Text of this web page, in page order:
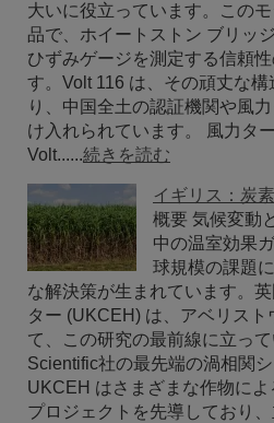
大いに役立っています。この
品で、ホイートストン ブリッ
ひずみゲージを測定する信頼
す。Volt 116 は、その頑丈な
り、中国全土の認証機関や風
け入れられています。 風力タ
Volt......続きを読む
イギリス：炭
概要 気候変動
中の温室効果
球規模の課題
な解決策が生まれています。
ター (UKCEH) は、アベリス
て、この研究の最前線に立って
Scientific社の最先端の渦相関シ
UKCEH はさまざまな作物に
プロジェクトを先導しており